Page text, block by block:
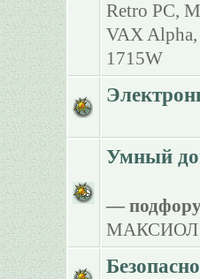
Retro PC,
VAX Alpha,
1715W
Умный
—
МАКСИОЛ